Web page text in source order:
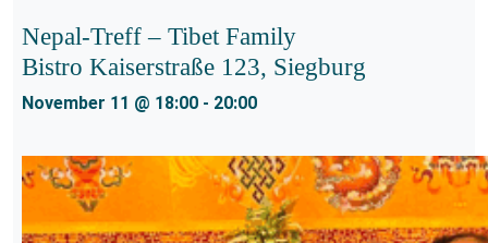
Nepal-Treff – Tibet Family
Bistro Kaiserstraße 123, Siegburg
November 11 @ 18:00 - 20:00